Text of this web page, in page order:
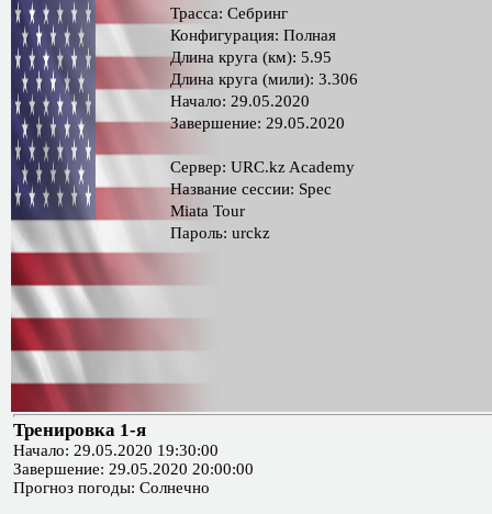
Трасса: Себринг
Конфигурация: Полная
Длина круга (км): 5.95
Длина круга (мили): 3.306
Начало: 29.05.2020
Завершение: 29.05.2020
Сервер: URC.kz Academy
Название сессии: Spec
Miata Tour
Пароль: urckz
Тренировка 1-я
Начало: 29.05.2020 19:30:00
Завершение: 29.05.2020 20:00:00
Прогноз погоды: Солнечно